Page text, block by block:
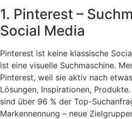
1. Pinterest –
Social Media
Pinterest ist keine klassische
ist eine visuelle Suchmaschine.
Pinterest, weil sie aktiv nach
Lösungen, Inspirationen, Produkte.
sind über 96 % der Top-
Markennennung – neue